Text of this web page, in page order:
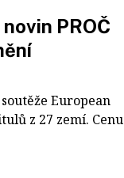
PROČ
European
z 27 zemí. Cenu